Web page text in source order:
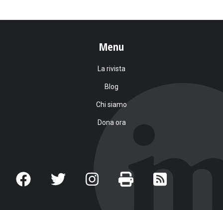
Menu
La rivista
Blog
Chi siamo
Dona ora